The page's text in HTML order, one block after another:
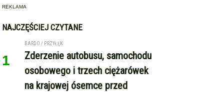
REKLAMA
NAJCZĘŚCIEJ CZYTANE
1
BARDO / PRZYŁĘK
Zderzenie autobusu, samochodu
osobowego i trzech ciężarówek
na krajowej ósemce przed